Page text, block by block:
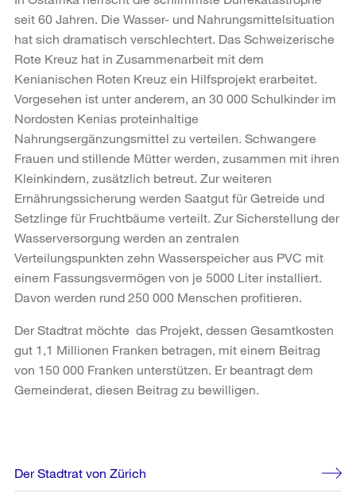
seit 60 Jahren. Die Wasser- und Nahrungsmittelsituation
hat sich dramatisch verschlechtert. Das Schweizerische
Rote Kreuz hat in Zusammenarbeit mit dem
Kenianischen Roten Kreuz ein Hilfsprojekt erarbeitet.
Vorgesehen ist unter anderem, an 30 000 Schulkinder im
Nordosten Kenias proteinhaltige
Nahrungsergänzungsmittel zu verteilen. Schwangere
Frauen und stillende Mütter werden, zusammen mit ihren
Kleinkindern, zusätzlich betreut. Zur weiteren
Ernährungssicherung werden Saatgut für Getreide und
Setzlinge für Fruchtbäume verteilt. Zur Sicherstellung der
Wasserversorgung werden an zentralen
Verteilungspunkten zehn Wasserspeicher aus PVC mit
einem Fassungsvermögen von je 5000 Liter installiert.
Davon werden rund 250 000 Menschen profitieren.
Der Stadtrat möchte das Projekt, dessen Gesamtkosten
gut 1,1 Millionen Franken betragen, mit einem Beitrag
von 150 000 Franken unterstützen. Er beantragt dem
Gemeinderat, diesen Beitrag zu bewilligen.
Weitere
Informationen
Der Stadtrat von Zürich